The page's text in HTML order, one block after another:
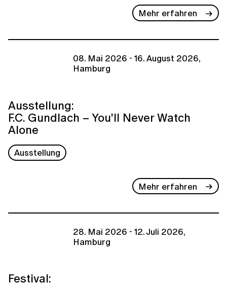
Mehr erfahren
08. Mai 2026 - 16. August 2026,
Hamburg
Ausstellung:
F.C. Gundlach – You'll Never Watch
Alone
Ausstellung
Mehr erfahren
28. Mai 2026 - 12. Juli 2026,
Hamburg
Festival: